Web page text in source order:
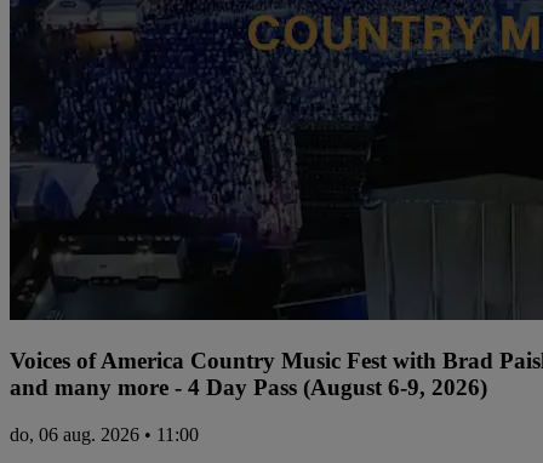
Voices of America Country Music Fest with Brad
and many more - 4 Day Pass (August 6-9, 2026)
do, 06 aug. 2026 • 11:00